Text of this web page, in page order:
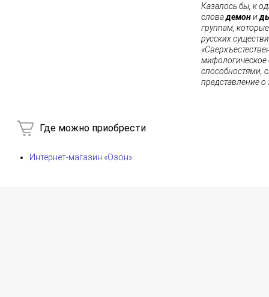
Казалось бы, к
словадемони
группам,
русских
мифологическое
способностями,
представление
Где можно приобрести
Интернет-магазин «Озон»